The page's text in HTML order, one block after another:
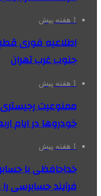
1 هفته پیش
اطلاعیه فوری
جنوب غرب تهران
1 هفته پیش
ممنوعیت
خودروها در ایام
1 هفته پیش
خداحافظی با
فرآیند حسابرسی